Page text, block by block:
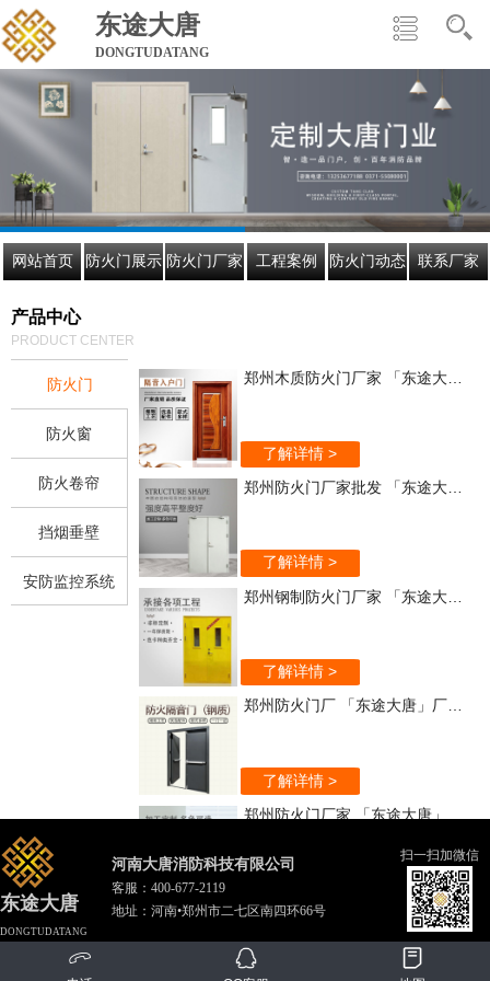
东途大唐
DONGTUDATANG
网站首页 防火门展示 防火门厂家 工程案例 防火门动态 联系厂家
产品中心
PRODUCT CENTER
防火门
防火窗
防火卷帘
挡烟垂壁
安防监控系统
郑州木质防火门厂家 「东途大唐」欢迎来电咨询
了解详情 >
了解详情 >
了解详情 >
郑州防火门厂 「东途大唐」厂家直销
了解详情 >
郑州木质防火门 「东途大唐」质优价廉
东途大唐
DONGTUDATANG
河南大唐消防科技有限公司
客服： 400-677-2119
地址：河南•郑州市二七区南四环66号
扫一扫加微信